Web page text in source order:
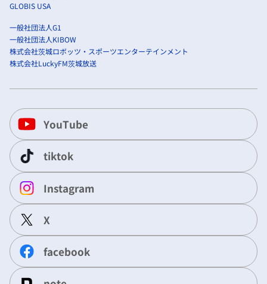
GLOBIS USA
一般社団法人G1
一般社団法人KIBOW
株式会社茨城ロボッツ・スポーツエンターテインメント
株式会社LuckyFM茨城放送
YouTube
tiktok
Instagram
X
facebook